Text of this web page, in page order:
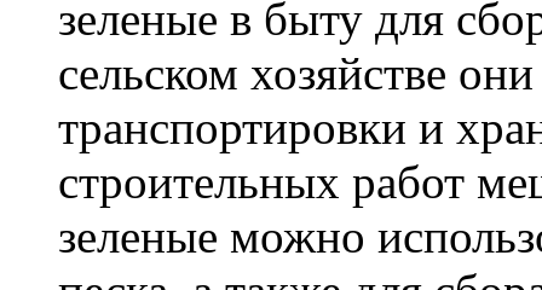
зеленые в быту для
сельском хозяйстве
транспортировки и
строительных работ
зеленые можно